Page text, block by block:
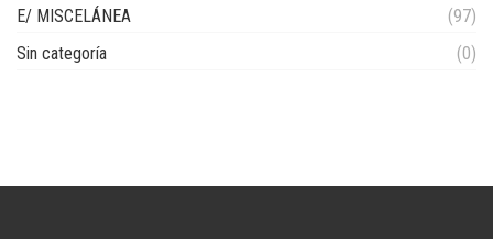
E/ MISCELÁNEA
(97)
Sin categoría
(0)